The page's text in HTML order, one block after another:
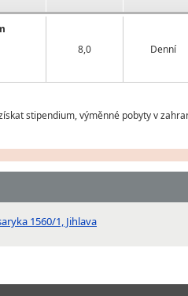
8,0 Denní
stipendium, výměnné pobyty v
1560/1, Jihlava